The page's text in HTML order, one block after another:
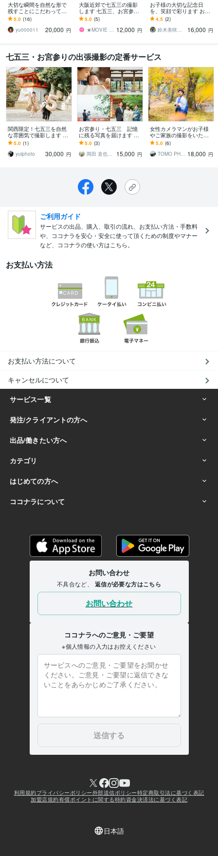
大切な瞬間を自然な形で
残すことにこだわってい
ます フットワークの軽さ
フレンドリーな対応でリ
ラックスして撮影
5.0 (16)
yu000011
20,000 円
大阪近郊で七五三の撮影
します 七五三、お宮参
り、その他、写真撮影し
ます
5.0 (5)
★MOVIE STUDIO★ 12,000 円
お子様の大切な記念日
を、笑顔で彩ります お子
様の成長を、自然な笑顔
で記録元保育士が安心の
撮影を提供
4.5 (2)
鈴木美咲｜出張撮影
16,000 円
七五三・お宮参りの出張撮影の定番サービス
関西限定！七五三を自然
な雰囲気で撮影します 笑
顔を見逃さない！50枚納
品！
5.0 (1)
yuiphoto
30,000 円
お宮参り・七五三 記憶
に残る写真を届けます た
だの記録ではなく見ただ
けで記憶がよみがえる写
真を
5.0 (3)
岡田 直也｜出張カメラマン
15,000 円
女性カメラマンがお子様
やご家族の撮影をいたし
ます 枚数制限なし！七五
三・お宮参り経験豊富の
カメラマンが伺います
5.0 (6)
TOMO PHOTOandDESIGN 18,000 円
ご利用ガイド
サービスの出品、購入、取引の流れ、お支払い方法・手数料
や、ココナラを安心・安全に使って頂くための制度やマナー
など、ココナラの使い方はこちら。
お支払い方法
お支払い方法について
キャンセルについて